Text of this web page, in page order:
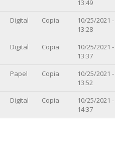
13:49
Digital Copia
10/25/2021 -
13:28
Digital Copia
10/25/2021 -
13:37
Papel Copia
10/25/2021 -
13:52
Digital Copia
10/25/2021 -
14:37